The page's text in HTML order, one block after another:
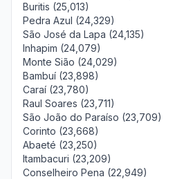
Buritis (25,013)
Pedra Azul (24,329)
São José da Lapa (24,135)
Inhapim (24,079)
Monte Sião (24,029)
Bambuí (23,898)
Caraí (23,780)
Raul Soares (23,711)
São João do Paraíso (23,709)
Corinto (23,668)
Abaeté (23,250)
Itambacuri (23,209)
Conselheiro Pena (22,949)